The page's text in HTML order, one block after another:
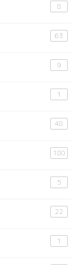
8
63
9
1
48
180
5
22
1